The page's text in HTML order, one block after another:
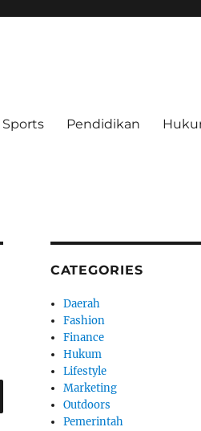
Sports Pendidikan
SEARCH
CATEGORIES
Daerah
Fashion
Finance
Hukum
Lifestyle
Marketing
Outdoors
Pemerintah